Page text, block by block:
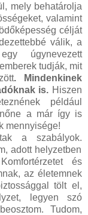
mely behatárolja
valamint
célját
válik, a
úgynevezett
tudják, mit
. Mindenkinek
is. Hiszen
például
nőne a már így is
mennyisége!
a szabályok.
adott helyzetben
és
az életemnek
tölt el,
legyen szó
Tudom,